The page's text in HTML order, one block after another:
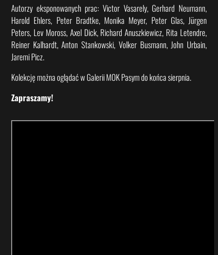
Autorzy eksponowanych prac: Victor Vasarely, Gerhard Neumann,
Harold Ehlers, Peter Bradtke, Monika Meyer, Peter Glas, Jürgen
Peters, Lev Moross, Axel Dick, Richard Anuszkiewicz, Rita Letendre,
Reiner Kalhardt, Anton Stankowski, Volker Busmann, John Urbain,
Jaremi Picz.
Kolekcję można oglądać w Galerii MOK Pasym do końca sierpnia.
Zapraszamy!